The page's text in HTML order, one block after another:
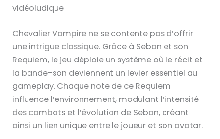
vidéoludique
Chevalier Vampire ne se contente pas d’offrir
une intrigue classique. Grâce à Seban et son
Requiem, le jeu déploie un système où le récit et
la bande-son deviennent un levier essentiel au
gameplay. Chaque note de ce Requiem
influence l’environnement, modulant l’intensité
des combats et l’évolution de Seban, créant
ainsi un lien unique entre le joueur et son avatar.